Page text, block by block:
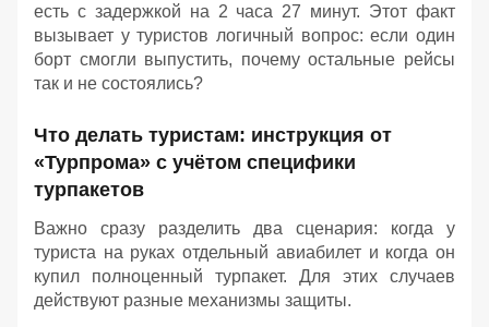
есть с задержкой на 2 часа 27 минут. Этот факт
вызывает у туристов логичный вопрос: если один
борт смогли выпустить, почему остальные рейсы
так и не состоялись?
Что делать туристам: инструкция от
«Турпрома» с учётом специфики
турпакетов
Важно сразу разделить два сценария: когда у
туриста на руках отдельный авиабилет и когда он
купил полноценный турпакет. Для этих случаев
действуют разные механизмы защиты.